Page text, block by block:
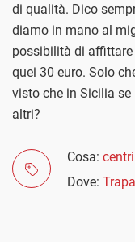
di qualità. Dico
diamo in mano al
possibilità di affittare
quei 30 euro. Solo
visto che in Sicilia se
altri?
Cosa:
Dove: